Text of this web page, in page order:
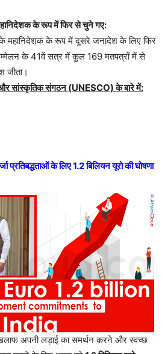
के रूप में फिर से चुने गए:
के रूप में दूसरे जनादेश के लिए फिर
के 41वें सत्र में कुल 169 मतपत्रों में से
जीता।
और सांस्कृतिक संगठन (UNESCO) के बारे में:
प्रतिबद्धताओं के लिए 1.2 बिलियन यूरो की घोषणा
अपनी लड़ाई का समर्थन करने और स्वच्छ